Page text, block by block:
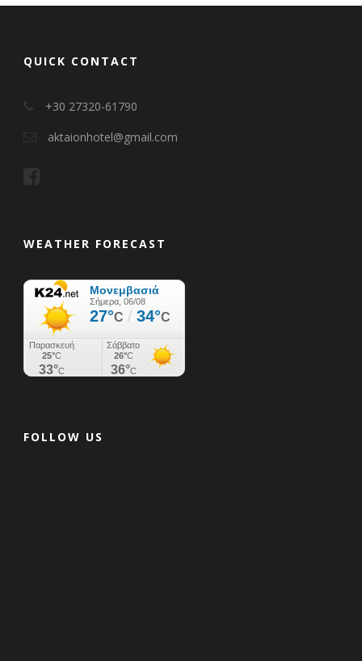
QUICK CONTACT
+30 27320-61790
aktaionhotel@gmail.com
WEATHER FORECAST
FOLLOW US